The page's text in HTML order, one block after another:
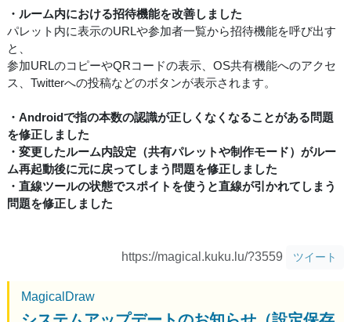
・ルーム内における招待機能を改善しました
パレット内に表示のURLや参加者一覧から招待機能を呼び出す
と、
参加URLのコピーやQRコードの表示、OS共有機能へのアクセ
ス、Twitterへの投稿などのボタンが表示されます。
・Androidで指の本数の認識が正しくなくなることがある問題
を修正しました
・変更したルーム内設定（共有パレットや制作モード）がルー
ム再起動後に元に戻ってしまう問題を修正しました
・直線ツールの状態でスポイトを使うと直線が引かれてしまう
問題を修正しました
https://magical.kuku.lu/?3559 ツイート
MagicalDraw